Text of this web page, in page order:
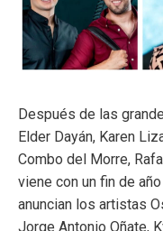
Después de las
Elder Dayán, Karen
Combo del Morre,
viene con un fin de
anuncian los artistas
Jorge Antonio Oñate,